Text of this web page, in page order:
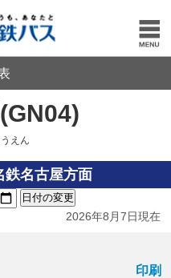
えん
鉄名古屋方面
日付の変更
2026年8月7日現在
印刷